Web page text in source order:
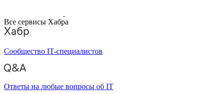
Все сервисы Хабра
Сообщество IT-специалистов
Ответы на любые вопросы об IT